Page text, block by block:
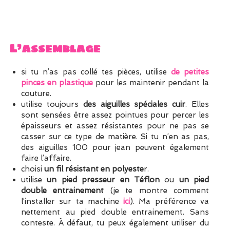
L’assemblage
si tu n’as pas collé tes pièces, utilise de petites
pinces en plastique pour les maintenir pendant la
couture.
utilise toujours des aiguilles spéciales cuir. Elles
sont sensées être assez pointues pour percer les
épaisseurs et assez résistantes pour ne pas se
casser sur ce type de matière. Si tu n’en as pas,
des aiguilles 100 pour jean peuvent également
faire l’affaire.
choisi un fil résistant en polyester.
utiliseun pied presseur en Téflonou un pied
double entrainement (je te montre comment
l’installer sur ta machineici). Ma préférence va
nettement au pied double entrainement. Sans
conteste. À défaut, tu peux également utiliser du